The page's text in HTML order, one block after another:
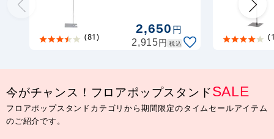
(81)
2,650円
2,915円 税込
今がチャンス！フロアポップスタンドSALE
フロアポップスタンドカテゴリから期間限定のタイムセールアイテム
のご紹介です。